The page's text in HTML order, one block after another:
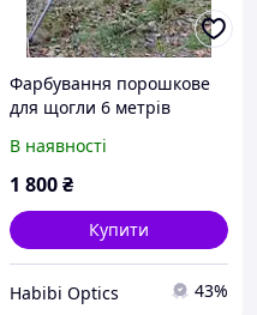
Фарбування порошкове
для щогли 6 метрів
В наявності
1 800₴
Купити
Habibi Optics 43%